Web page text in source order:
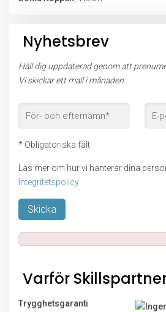
Nyhetsbrev
Håll dig uppdaterad genom att
Vi skickar ett mail i månaden.
* Obligatoriska fält
Läs mer om hur vi hanterar dina
Integritetspolicy
Lämna detta fält tomt.
Varför
Trygghetsgaranti